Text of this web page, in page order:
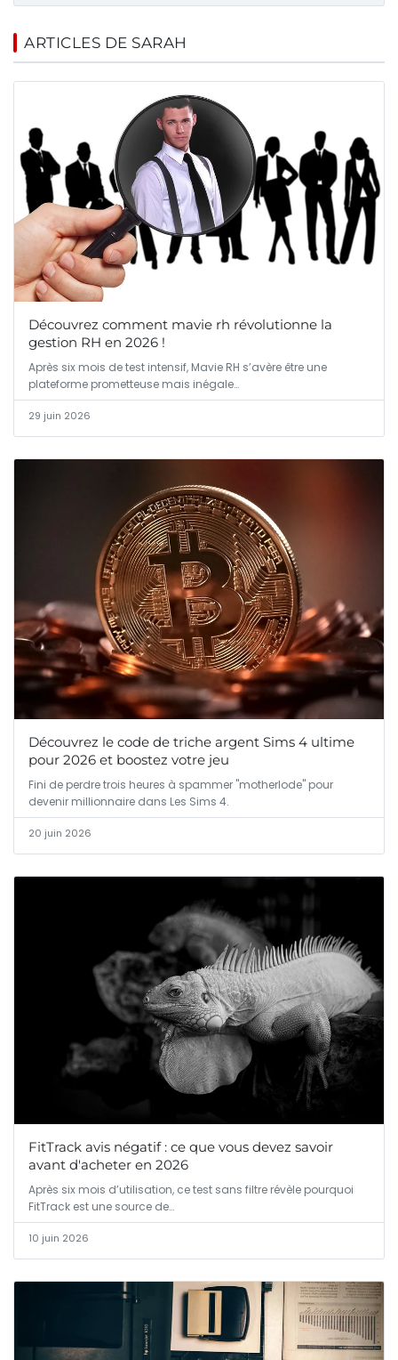
ARTICLES DE SARAH
Découvrez comment mavie rh révolutionne la
gestion RH en 2026 !
Après six mois de test intensif, Mavie RH s’avère être une
plateforme prometteuse mais inégale…
29 juin 2026
Découvrez le code de triche argent Sims 4 ultime
pour 2026 et boostez votre jeu
Fini de perdre trois heures à spammer "motherlode" pour
devenir millionnaire dans Les Sims 4.
20 juin 2026
FitTrack avis négatif : ce que vous devez savoir
avant d'acheter en 2026
Après six mois d’utilisation, ce test sans filtre révèle pourquoi
FitTrack est une source de…
10 juin 2026